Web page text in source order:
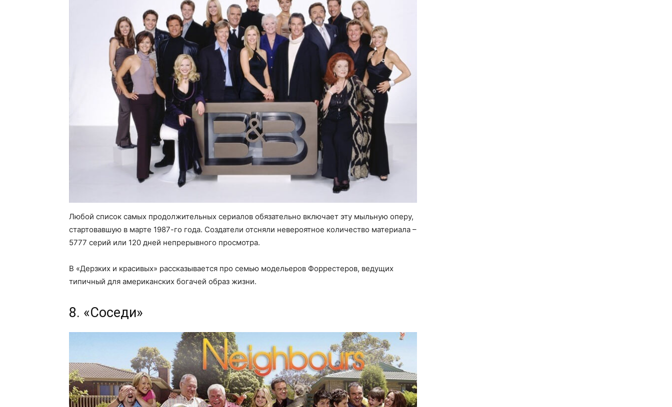
Любой список самых продолжительных сериалов обязательно включает эту мыльную оперу,
стартовавшую в марте 1987-го года. Создатели отсняли невероятное количество материала –
5777 серий или 120 дней непрерывного просмотра.
В «Дерзких и красивых» рассказывается про семью модельеров Форрестеров, ведущих
типичный для американских богачей образ жизни.
8. «Соседи»